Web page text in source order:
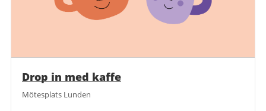
Drop in med kaffe
Mötesplats Lunden